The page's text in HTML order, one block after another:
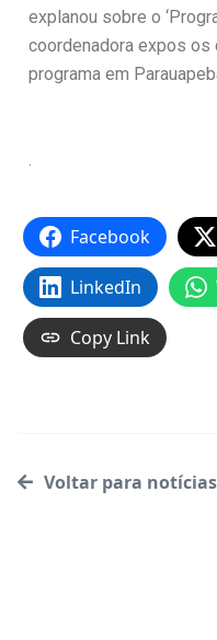
explanou sobre o
coordenadora expos os
programa em
.
Facebook
LinkedIn
Copy Link
Voltar para notícias